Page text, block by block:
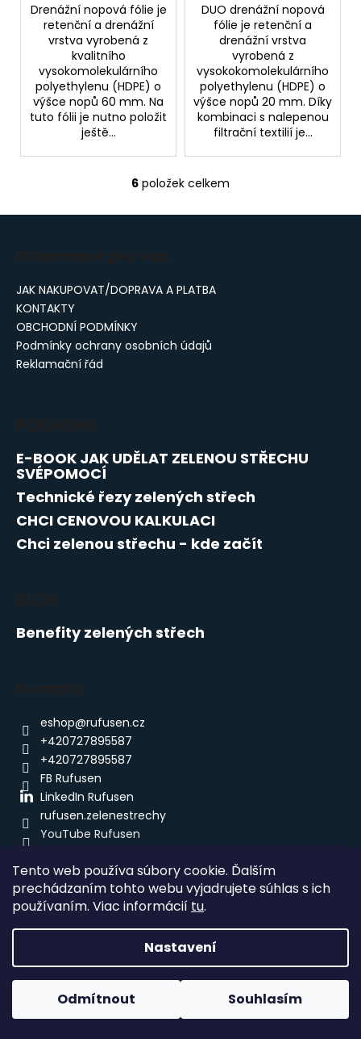
Tento web používa súbory cookie. Ďalším
prechádzaním tohto webu vyjadrujete súhlas s ich
používaním. Viac informácií tu.
Nastavení
Odmítnout Souhlasím
Drenážní nopová fólie je
retenční a drenážní
vrstva vyrobená z
kvalitního
vysokomolekulárního
polyethylenu (HDPE) o
výšce nopů 60 mm. Na
tuto fólii je nutno položit
ještě...
DUO drenážní nopová
fólie je retenční a
drenážní vrstva
vyrobená z
vysokokomolekulárního
polyethylenu (HDPE) o
výšce nopů 20 mm. Díky
kombinaci s nalepenou
filtrační textilií je...
O
c
r
p
s
u
6 položek celkem
JAK NAKUPOVAT/DOPRAVA A PLATBA
KONTAKTY
OBCHODNÍ PODMÍNKY
Podmínky ochrany osobních údajů
Reklamační řád
E-BOOK JAK UDĚLAT ZELENOU STŘECHU
SVÉPOMOCÍ
Technické řezy zelených střech
CHCI CENOVOU KALKULACI
Chci zelenou střechu - kde začít
Benefity zelených střech
eshop@rufusen.cz
+420727895587
+420727895587
FB Rufusen
LinkedIn Rufusen
rufusen.zelenestrechy
YouTube Rufusen
Copyright 2026Eshop Rufusen.cz. Všechna práva